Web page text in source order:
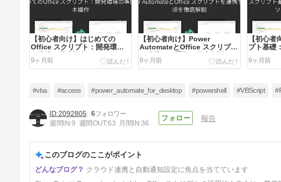
【初心者向け】はじめての
Office スクリプト：開発環境
の準備と基本操作2
9ヶ月前
【初心者向け】Power
AutomateとOffice スクリプト
を連携する手順を徹底解説4
9ヶ月前
【初心
プト基礎
トとメソ
9ヶ月前
Office スクリプト超入門！
Power Automate連携で業務自
動化を加速させよう0
9ヶ月前
#vba #access #power_automate_for_desktop #powershell #VBScript
2092805 6
週間IN:9 週間OUT:63 月間IN:36
報告
このブログのここがポイント
クラウド連携と自動通知設定に焦点を当てています